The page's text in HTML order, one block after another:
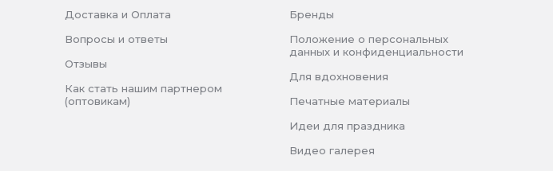
Доставка и Оплата
Вопросы и ответы
Отзывы
Как стать нашим партнером
(оптовикам)
Бренды
Положение о персональных
данных и конфиденциальности
Для вдохновения
Печатные материалы
Идеи для праздника
Видео галерея